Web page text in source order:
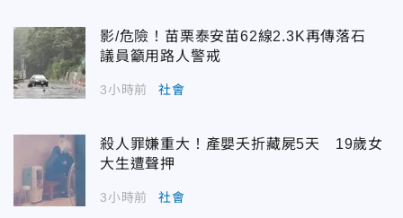
影/危險！苗栗泰安苗62線2.3K再傳落石
議員籲用路人警戒
3小時前 社會
殺人罪嫌重大！產嬰夭折藏屍5天 19歲女
大生遭聲押
3小時前 社會